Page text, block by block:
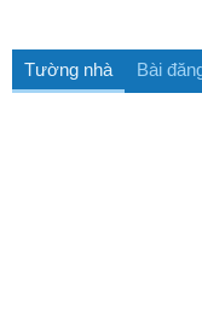
Tường nhà Bài